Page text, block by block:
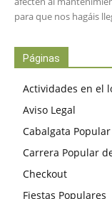
para que nos hagáis
Páginas
Actividades en el
Aviso Legal
Cabalgata
Carrera Popular
Checkout
Fiestas Populares